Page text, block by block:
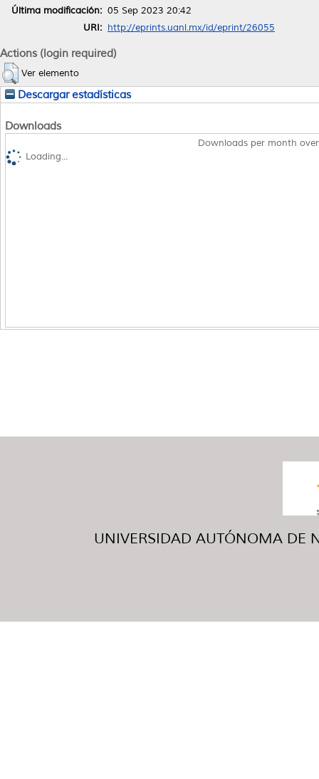
Última modificación: 05 Sep 2023 20:42
URI: http://eprints.uanl.mx/id/eprint/26055
Actions (login required)
Ver elemento
Descargar estadísticas
Downloads
Downloads per month
Loading...
UNIVERSIDAD AUTÓNOMA DE